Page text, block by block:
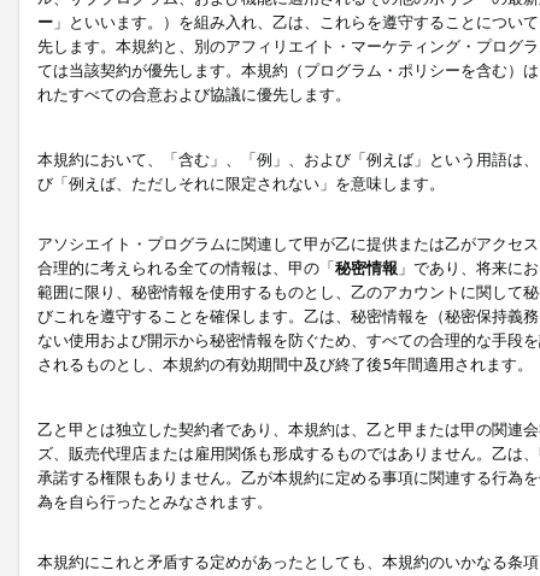
ー 」といいます。）を組み入れ、乙は、これらを遵守することにつ
先します。本規約と、別のアフィリエイト・マーケティング・プログ
ては当該契約が優先します。本規約（プログラム・ポリシーを含む）
れたすべての合意および協議に優先します。
本規約において、「含む」、「例」、および「例えば」という用語は
び「例えば、ただしそれに限定されない」を意味します。
アソシエイト・プログラムに関連して甲が乙に提供または乙がアクセ
合理的に考えられる全ての情報は、甲の「秘密情報 」であり、将来に
範囲に限り、秘密情報を使用するものとし、乙のアカウントに関して
びこれを遵守することを確保します。乙は、秘密情報を（秘密保持義
ない使用および開示から秘密情報を防ぐため、すべての合理的な手段
されるものとし、本規約の有効期間中及び終了後5年間適用されます。
乙と甲とは独立した契約者であり、本規約は、乙と甲または甲の関連
ズ、販売代理店または雇用関係も形成するものではありません。乙は
承諾する権限もありません。乙が本規約に定める事項に関連する行為
為を自ら行ったとみなされます。
本規約にこれと矛盾する定めがあったとしても、本規約のいかなる条